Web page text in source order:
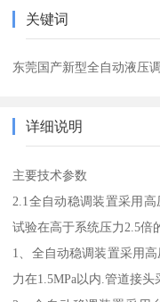
关键词
东莞国产新型全自动液压
详细说明
主要技术参数
2.1全自动稳调装置采用
试验在高于系统压力2.5倍
1、全自动稳调装置采用
力在1.5MPa以内.管道接头